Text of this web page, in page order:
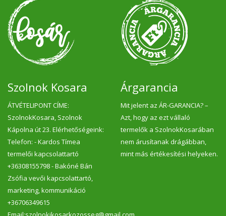
Szolnok Kosara
ÁTVÉTELIPONT CÍME:
SzolnokKosara, Szolnok
Kápolna út 23. Elérhetőségeink:
Telefon: - Kardos Tímea
termelői kapcsolattartó
+36308155798 - Bakóné Bán
Zsófia vevői kapcsolattartó,
marketing, kommunikáció
+36706349615
Árgarancia
Mit jelent az ÁR-GARANCIA? –
Azt, hogy az ezt vállaló
termelők a SzolnokKosarában
nem árusítanak drágábban,
mint más értékesítési helyeken.